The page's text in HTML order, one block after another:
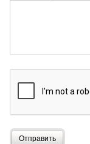
Отправить